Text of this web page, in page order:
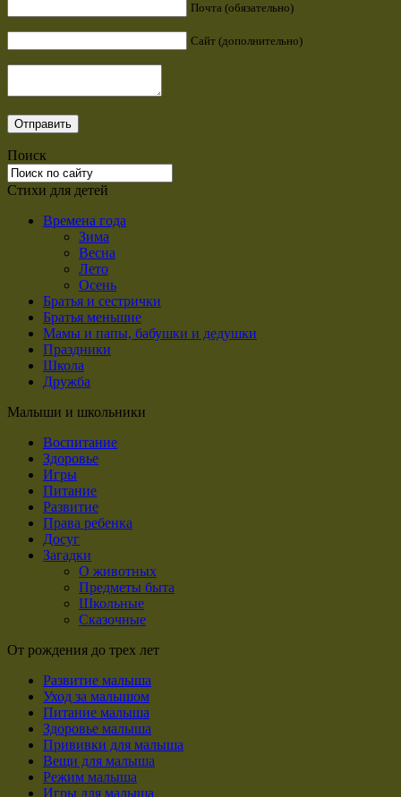
Почта (обязательно)
Сайт (дополнительно)
Поиск
Стихи для детей
Времена года
Зима
Весна
Лето
Осень
Братья и сестрички
Братья меньшие
Мамы и папы, бабушки и дедушки
Праздники
Школа
Дружба
Малыши и школьники
Воспитание
Здоровье
Игры
Питание
Развитие
Права ребенка
Досуг
Загадки
О животных
Предметы быта
Школьные
Сказочные
От рождения до трех лет
Развитие малыша
Уход за малышом
Питание малыша
Здоровье малыша
Прививки для малыша
Вещи для малыша
Режим малыша
Игры для малыша